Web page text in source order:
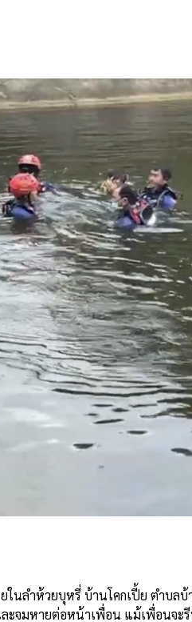
นลำห้วยบุหรี่ บ้านโคกเปี้ย ตำบลบ้
จมหายต่อหน้าเพื่อน แม้เพื่อนจะ